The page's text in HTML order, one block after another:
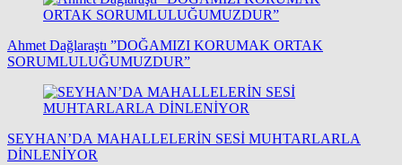
Ahmet Dağlaraştı ”DOĞAMIZI KORUMAK ORTAK
SORUMLULUĞUMUZDUR”
SEYHAN’DA MAHALLELERİN SESİ MUHTARLARLA
DİNLENİYOR